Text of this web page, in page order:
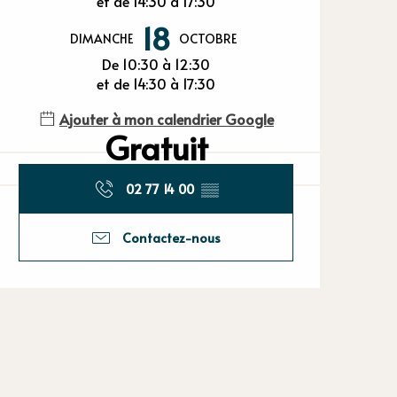
DIMANCHE 18 OCTOBRE
De 10:30 à 12:30
et de 14:30 à 17:30
Ajouter à mon calendrier Google
Gratuit
02 77 14 00 ▒▒
Contactez-nous